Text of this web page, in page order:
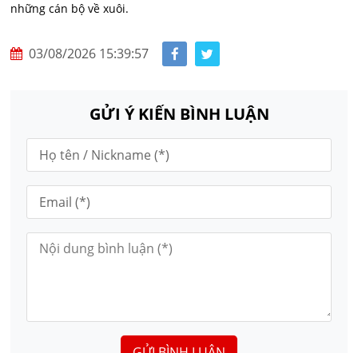
những cán bộ về xuôi.
03/08/2026 15:39:57
GỬI Ý KIẾN BÌNH LUẬN